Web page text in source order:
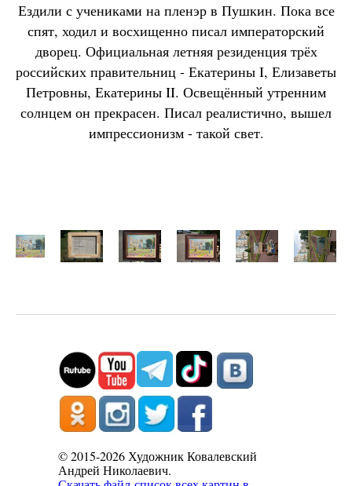
Ездили с учениками на пленэр в Пушкин. Пока все
спят, ходил и восхищенно писал императорский
дворец. Официальная летняя резиденция трёх
российских правительниц - Екатерины I, Елизаветы
Петровны, Екатерины II. Освещённый утренним
солнцем он прекрасен. Писал реалистично, вышел
импрессионизм - такой свет.
© 2015-2026 Художник Ковалевский
Андрей Николаевич.